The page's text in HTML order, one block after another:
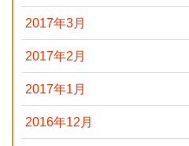
2017年3月
2017年2月
2017年1月
2016年12月